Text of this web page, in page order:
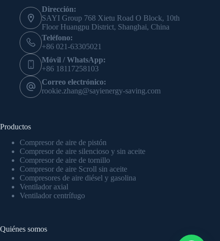
Dirección:
SAYI Group 768 Xietu Road O Block, 10th
Floor Huangpu District, Shanghai, China
Teléfono:
+86 021-63305021
Móvil / WhatsApp:
+86 18117258103
Correo electrónico:
rookie.zhang@sayienergy-saving.com
Productos
Compresor de aire de pistón
Compresor de aire silencioso y sin aceite
Compresor de aire de tornillo
Compresor de aire Scroll sin aceite
Compresores de aire diésel y gasolina
Ventilador axial
Ventilador centrífugo
Quiénes somos